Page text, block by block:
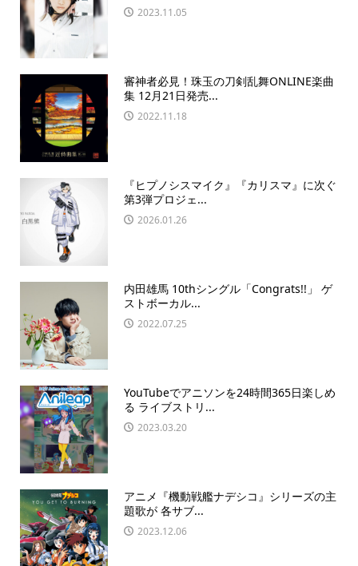
2023.11.05
審神者必見！珠玉の刀剣乱舞ONLINE楽曲
集 12月21日発売...
2022.11.18
『ヒプノシスマイク』『カリスマ』に次ぐ
第3弾プロジェ...
2026.01.26
内田雄馬 10thシングル「Congrats!!」 ゲ
ストボーカル...
2022.07.25
YouTubeでアニソンを24時間365日楽しめ
る ライブストリ...
2023.03.20
アニメ『機動戦艦ナデシコ』シリーズの主
題歌が 各サブ...
2023.12.06